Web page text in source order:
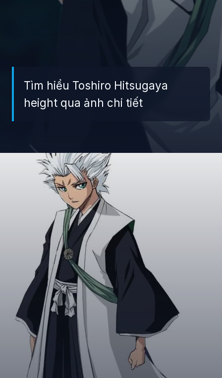
Tìm hiểu Toshiro Hitsugaya
height qua ảnh chi tiết
Đang mởhttps://giaydabonghana.com/toshiro